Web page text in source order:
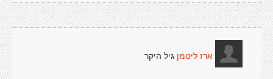
ארז ליטמן גיל היקר